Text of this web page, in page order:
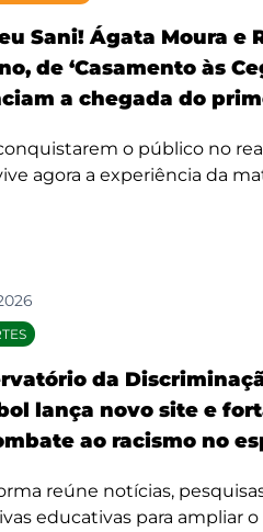
Sani! Ágata Moura e
de ‘Casamento às
a chegada do
o público no
agora a experiência da
da
lança novo site e
ao racismo no
reúne notícias,
educativas para ampliar o